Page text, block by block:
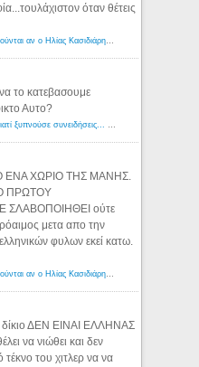
όταν θέτεις
Αμερικανοί ρατσιστές αναρωτιούνται αν ο Ηλίας Κασιδιάρης ανήκει στη λευκή φυλή... - Λόγιος Ερμής
το κατεβασουμε
Αυτο?
Ένα βιβλίο που πολεμήθηκε γιατί ξυπνούσε συνειδήσεις... - Λόγιος Ερμής | Η γνώση ξεκινάει με την αναζήτηση...
ΕΝΑ ΧΩΡΙΟ ΤΗΣ ΜΑΝΗΣ.
ΠΡΩΤΟΥ
ΣΛΑΒΟΠΟΙΗΘΕΙ ούτε
μετα απο την
φυλων εκεί κατω.
Αμερικανοί ρατσιστές αναρωτιούνται αν ο Ηλίας Κασιδιάρης ανήκει στη λευκή φυλή... - Λόγιος Ερμής
ΔΕΝ ΕΙΝΑΙ ΕΛΛΗΝΑΣ
να νιώθει και δεν
τέκνο του χιτλερ να να